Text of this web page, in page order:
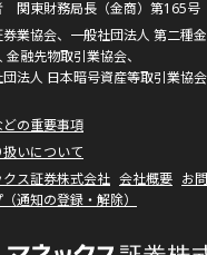
関東財務局長（金商）第165号
券業協会、一般社団法人 第二種
金融先物取引業協会、
団法人 日本暗号資産等取引業協
どの重要事項
いについて
クス証券株式会社 会社概要 お
通知の登録・解除）